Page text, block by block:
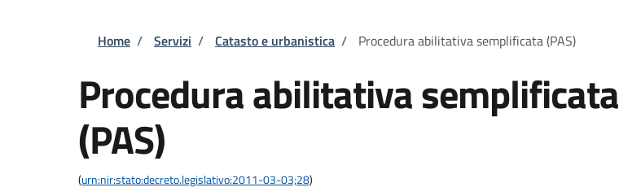
Briciole di pane
Home / Servizi / Catasto e urbanistica / Procedura abilitativa semplificata (PAS)
Procedura abilitativa semplificata
(PAS)
(urn:nir:stato:decreto.legislativo:2011-03-03;28)